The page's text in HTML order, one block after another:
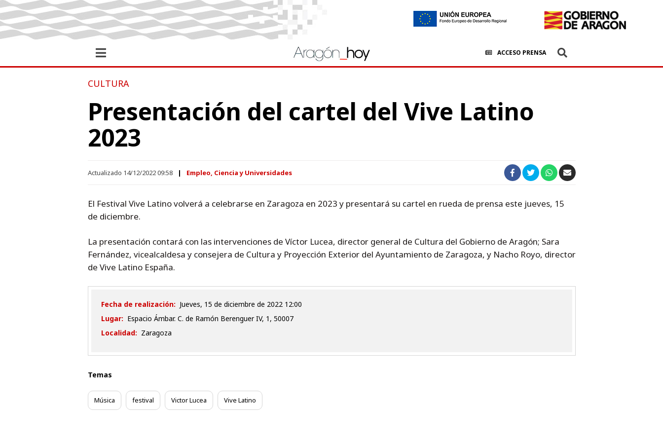
ACCESO PRENSA
CULTURA
Presentación del cartel del Vive Latino
2023
Actualizado 14/12/2022 09:58 Empleo, Ciencia y Universidades
El Festival Vive Latino volverá a celebrarse en Zaragoza en 2023 y presentará su cartel en rueda de prensa este jueves, 15
de diciembre.
La presentación contará con las intervenciones de Víctor Lucea, director general de Cultura del Gobierno de Aragón; Sara
Fernández, vicealcaldesa y consejera de Cultura y Proyección Exterior del Ayuntamiento de Zaragoza, y Nacho Royo, director
de Vive Latino España.
Fecha de realización:
jueves, 15 de diciembre de 2022 12:00
Lugar: Espacio Ámbar. C. de Ramón Berenguer IV, 1, 50007
Localidad: Zaragoza
Temas
Música festival Victor Lucea Vive Latino